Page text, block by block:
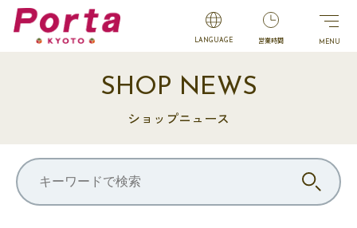
LANGUAGE 営業時間
SHOP NEWS
ショップニュース